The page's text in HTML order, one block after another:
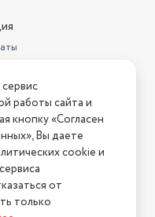
для
Напишите нам
У нас есть всё!
работы сайта и
кнопку «Согласен
Вы даете
cookie и
от
только